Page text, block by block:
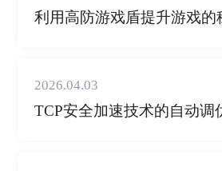
利用高防游戏盾提升游戏的
2026.04.03
TCP安全加速技术的自动调